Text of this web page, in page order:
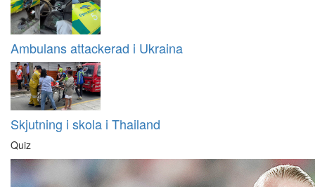
Ambulans attackerad i Ukraina
Skjutning i skola i Thailand
Quiz